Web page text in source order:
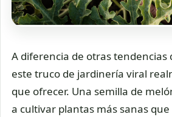
A diferencia de otras
este truco de jardinería viral
que ofrecer. Una semilla de
a cultivar plantas más sanas